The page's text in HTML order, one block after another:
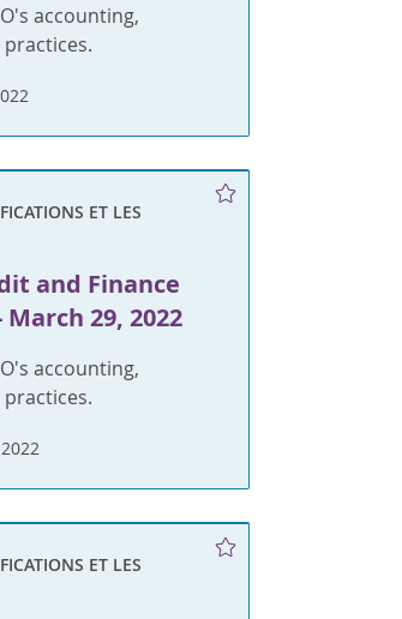
accounting,
ET LES
and Finance
29, 2022
accounting,
ET LES